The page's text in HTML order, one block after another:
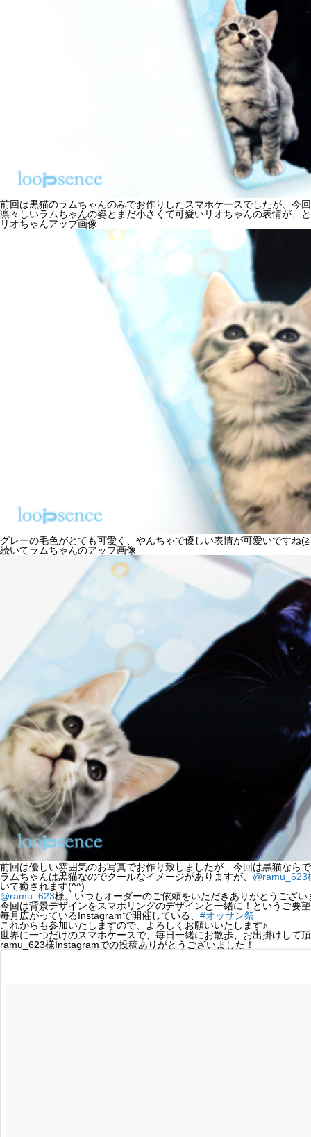
前回は黒猫のラムちゃんのみでお作りしたスマホケースでしたが、今
凛々しいラムちゃんの姿とまだ小さくて可愛いリオちゃんの表情が、
リオちゃんアップ画像
グレーの毛色がとても可愛く、やんちゃで優しい表情が可愛いですね
続いてラムちゃんのアップ画像
前回は優しい雰囲気のお写真でお作り致しましたが、今回は黒猫なら
ラムちゃんは黒猫なのでクールなイメージがありますが、 @ramu_623
いて癒されます(^^)
@ramu_623様。いつもオーダーのご依頼をいただきありがとうござい
今回は背景デザインをスマホリングのデザインと一緒に！というご要
毎月広がっているInstagramで開催している、 #オッサン祭
これからも参加いたしますので、よろしくお願いいたします♪
世界に一つだけのスマホケースで、毎日一緒にお散歩、お出掛けして
ramu_623様Instagramでの投稿ありがとうございました！